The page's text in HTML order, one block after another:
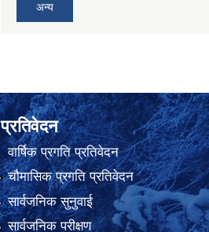
अन्य
प्रतिवेदन
वार्षिक प्रगति प्रतिवेदन
चौमासिक प्रगति प्रतिवेदन
सार्वजनिक सुनुवाई
सार्वजनिक परीक्षण